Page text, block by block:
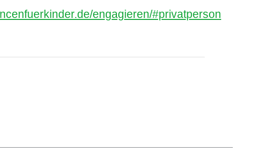
engagieren/#privatperson